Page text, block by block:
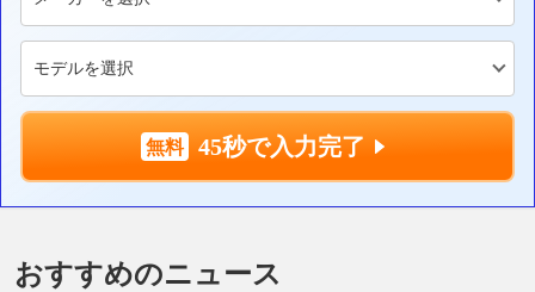
45秒で入力完了
おすすめのニュース